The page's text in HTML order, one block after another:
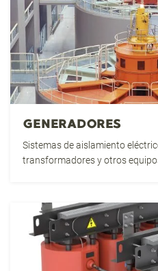
GENERADORES
Sistemas de aislamiento
transformadores y otros